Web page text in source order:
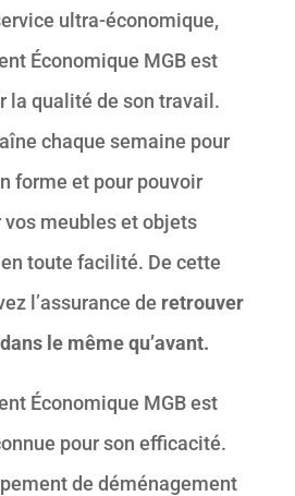
ultra-économique,
Économique MGB est
la qualité de son travail.
chaque semaine pour
forme et pour pouvoir
meubles et objets
toute facilité. De cette
l’assurance de retrouver
le même qu’avant.
Économique MGB est
pour son efficacité.
de déménagement